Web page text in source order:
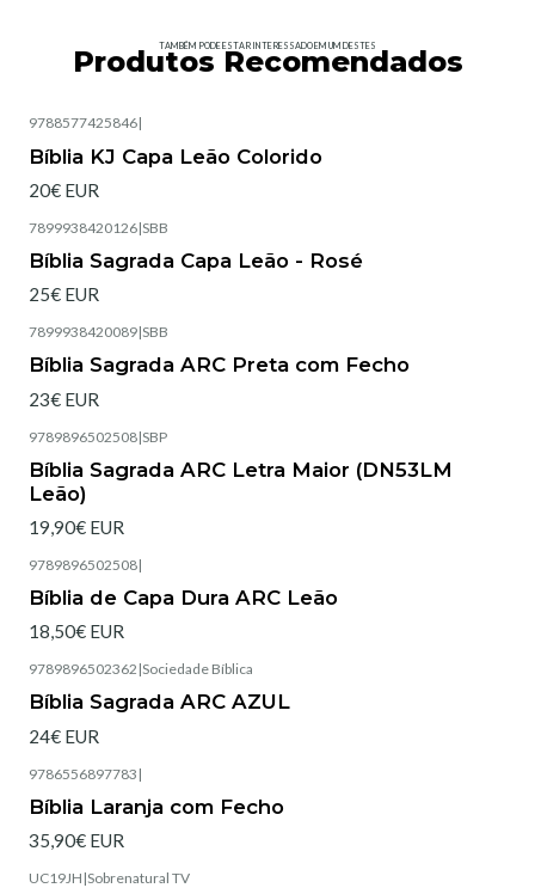
TAMBÉM PODE ESTAR INTERESSADO EM UM DESTES
Produtos Recomendados
9788577425846|
Bíblia KJ Capa Leão Colorido
20€ EUR
7899938420126|SBB
Bíblia Sagrada Capa Leão - Rosé
25€ EUR
7899938420089|SBB
Bíblia Sagrada ARC Preta com Fecho
23€ EUR
9789896502508|SBP
Bíblia Sagrada ARC Letra Maior (DN53LM
Leão)
19,90€ EUR
9789896502508|
Bíblia de Capa Dura ARC Leão
18,50€ EUR
9789896502362 |Sociedade Bíblica
Bíblia Sagrada ARC AZUL
24€ EUR
9786556897783 |
Bíblia Laranja com Fecho
35,90€ EUR
UC19JH |Sobrenatural TV